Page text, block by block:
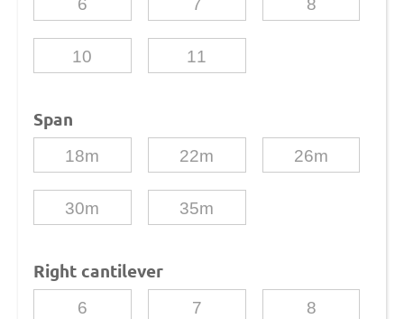
10 11
Span
18m 22m 26m
30m 35m
Right cantilever
6 7 8